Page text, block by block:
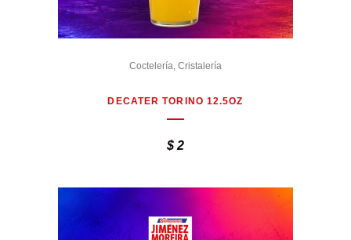
Coctelería Cristalería
DECATER TORINO 12.5OZ
$ 2